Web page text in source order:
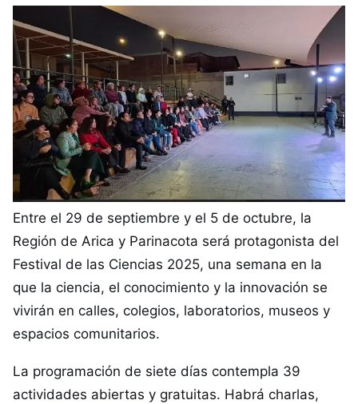
Entre el 29 de septiembre y el 5 de octubre, la
Región de Arica y Parinacota será protagonista del
Festival de las Ciencias 2025, una semana en la
que la ciencia, el conocimiento y la innovación se
vivirán en calles, colegios, laboratorios, museos y
espacios comunitarios.
La programación de siete días contempla 39
actividades abiertas y gratuitas. Habrá charlas,